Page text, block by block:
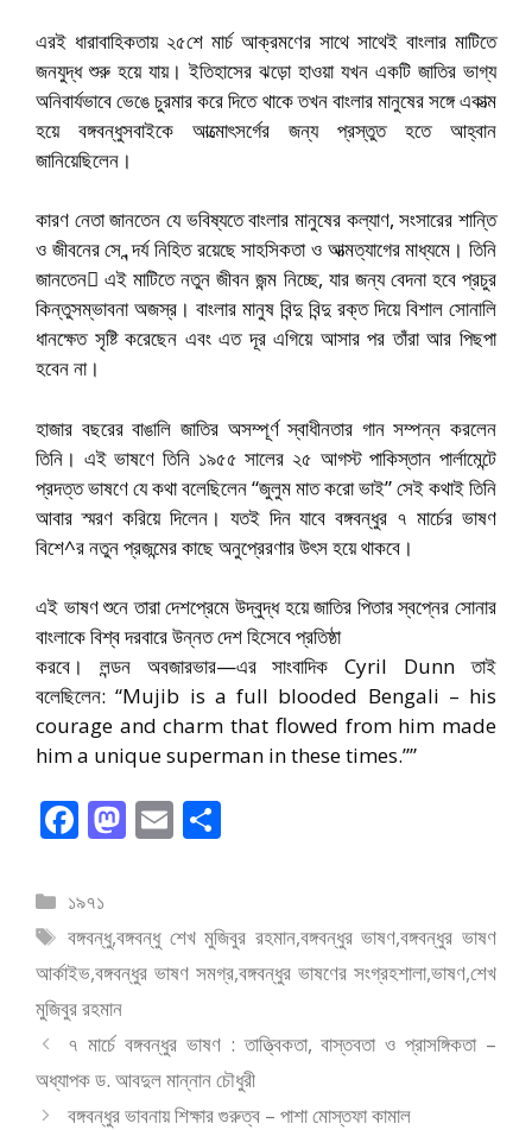
এরই ধারাবাহিকতায় ২৫শে মার্চ আক্রমণের সাথে সাথেই বাংলার মাটিতে
জনযুদ্ধ শুরু হয়ে যায়। ইতিহাসের ঝড়ো হাওয়া যখন একটি জাতির ভাগ্য
অনিবার্যভাবে ভেঙে চুরমার করে দিতে থাকে তখন বাংলার মানুষের সঙ্গে একাত্ম
হয়ে বঙ্গবন্ধুসবাইকে আত্মোৎসর্গের জন্য প্রস্তুত হতে আহ্বান
জানিয়েছিলেন।
কারণ নেতা জানতেন যে ভবিষ্যতে বাংলার মানুষের কল্যাণ, সংসারের শান্তি
ও জীবনের সে․ন্দর্য নিহিত রয়েছে সাহসিকতা ও আত্মত্যাগের মাধ্যমে। তিনি
জানতেন এই মাটিতে নতুন জীবন জন্ম নিচ্ছে, যার জন্য বেদনা হবে প্রচুর
কিন্তুসম্ভাবনা অজস্র। বাংলার মানুষ বিন্দু বিন্দু রক্ত দিয়ে বিশাল সোনালি
ধানক্ষেত সৃষ্টি করেছেন এবং এত দূর এগিয়ে আসার পর তাঁরা আর পিছপা
হবেন না।
হাজার বছরের বাঙালি জাতির অসম্পূর্ণ স্বাধীনতার গান সম্পন্ন করলেন
তিনি। এই ভাষণে তিনি ১৯৫৫ সালের ২৫ আগস্ট পাকিস্তান পার্লামেন্টে
প্রদত্ত ভাষণে যে কথা বলেছিলেন “জুলুম মাত করো ভাই” সেই কথাই তিনি
আবার স্মরণ করিয়ে দিলেন। যতই দিন যাবে বঙ্গবন্ধুর ৭ মার্চের ভাষণ
বিশে^র নতুন প্রজন্মের কাছে অনুপ্রেরণার উৎস হয়ে থাকবে।
এই ভাষণ শুনে তারা দেশপ্রেমে উদ্বুদ্ধ হয়ে জাতির পিতার স্বপ্নের সোনার
বাংলাকে বিশ্ব দরবারে উন্নত দেশ হিসেবে প্রতিষ্ঠা
করবে। লন্ডন অবজারভার—এর সাংবাদিক Cyril Dunn তাই
বলেছিলেন: “Mujib is a full blooded Bengali – his
courage and charm that flowed from him made
him a unique superman in these times.””
F
ac
e
b
o
o
k
M
as
d
o
E
m
l e
বিভাগ
সমূহ
১৯৭১
ট্যাগ
সমূহ
বঙ্গবন্ধু,বঙ্গবন্ধু শেখ মুজিবুর রহমান,বঙ্গবন্ধুর ভাষণ,বঙ্গবন্ধুর ভাষণ
আর্কাইভ,বঙ্গবন্ধুর ভাষণ সমগ্র,বঙ্গবন্ধুর ভাষণের সংগ্রহশালা,ভাষণ,শেখ
মুজিবুর রহমান
৭ মার্চে বঙ্গবন্ধুর ভাষণ : তাত্ত্বিকতা, বাস্তবতা ও প্রাসঙ্গিকতা –
অধ্যাপক ড. আবদুল মান্নান চৌধুরী
বঙ্গবন্ধুর ভাবনায় শিক্ষার গুরুত্ব – পাশা মোস্তফা কামাল